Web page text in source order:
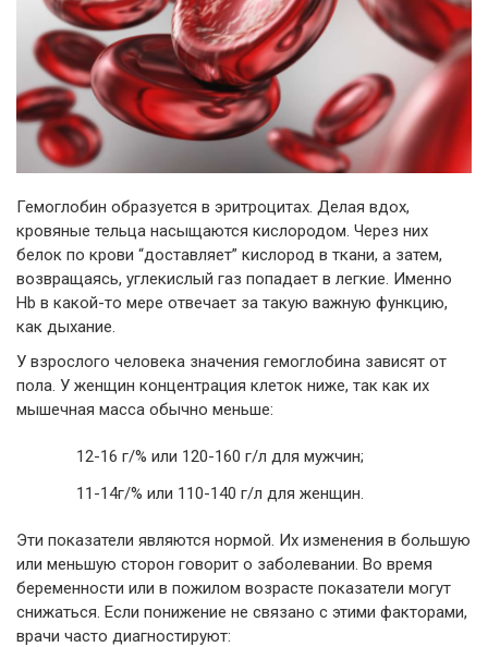
Гемоглобин образуется в эритроцитах. Делая вдох,
кровяные тельца насыщаются кислородом. Через них
белок по крови “доставляет” кислород в ткани, а затем,
возвращаясь, углекислый газ попадает в легкие. Именно
Hb в какой-то мере отвечает за такую важную функцию,
как дыхание.
У взрослого человека значения гемоглобина зависят от
пола. У женщин концентрация клеток ниже, так как их
мышечная масса обычно меньше:
12-16 г/% или 120-160 г/л для мужчин;
11-14г/% или 110-140 г/л для женщин.
Эти показатели являются нормой. Их изменения в большую
или меньшую сторон говорит о заболевании. Во время
беременности или в пожилом возрасте показатели могут
снижаться. Если понижение не связано с этими факторами,
врачи часто диагностируют: